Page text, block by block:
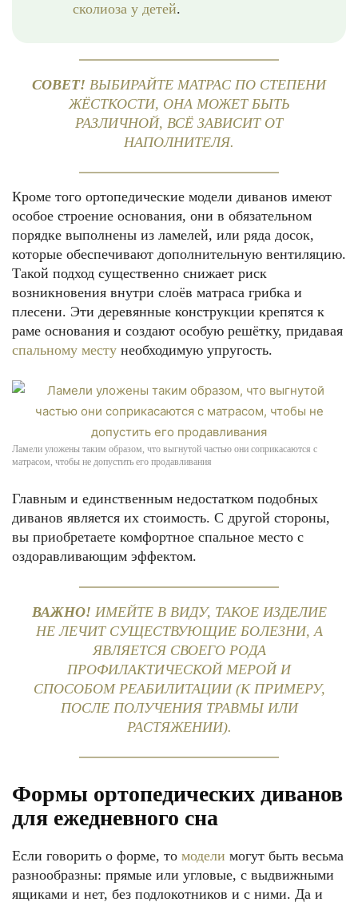
сколиоза у детей.
СОВЕТ! ВЫБИРАЙТЕ МАТРАС ПО СТЕПЕНИ
ЖЁСТКОСТИ, ОНА МОЖЕТ БЫТЬ
РАЗЛИЧНОЙ, ВСЁ ЗАВИСИТ ОТ
НАПОЛНИТЕЛЯ.
Кроме того ортопедические модели диванов имеют
особое строение основания, они в обязательном
порядке выполнены из ламелей, или ряда досок,
которые обеспечивают дополнительную вентиляцию.
Такой подход существенно снижает риск
возникновения внутри слоёв матраса грибка и
плесени. Эти деревянные конструкции крепятся к
раме основания и создают особую решётку, придавая
спальному месту необходимую упругость.
Ламели уложены таким образом, что выгнутой частью они соприкасаются с
матрасом, чтобы не допустить его продавливания
Главным и единственным недостатком подобных
диванов является их стоимость. С другой стороны,
вы приобретаете комфортное спальное место с
оздоравливающим эффектом.
ВАЖНО! ИМЕЙТЕ В ВИДУ, ТАКОЕ ИЗДЕЛИЕ
НЕ ЛЕЧИТ СУЩЕСТВУЮЩИЕ БОЛЕЗНИ, А
ЯВЛЯЕТСЯ СВОЕГО РОДА
ПРОФИЛАКТИЧЕСКОЙ МЕРОЙ И
СПОСОБОМ РЕАБИЛИТАЦИИ (К ПРИМЕРУ,
ПОСЛЕ ПОЛУЧЕНИЯ ТРАВМЫ ИЛИ
РАСТЯЖЕНИИ).
Формы ортопедических диванов
для ежедневного сна
Если говорить о форме, то модели могут быть весьма
разнообразны: прямые или угловые, с выдвижными
ящиками и нет, без подлокотников и с ними. Да и